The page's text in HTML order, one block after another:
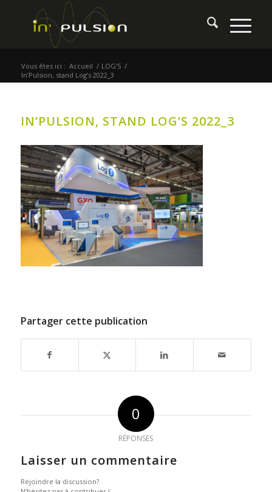
Vous êtes ici : Accueil / LOG’S /
In’Pulsion, stand Log’s 2022_3
IN’PULSION, STAND LOG’S 2022_3
Partager cette publication
0
RÉPONSES
Laisser un commentaire
Rejoindre la discussion?